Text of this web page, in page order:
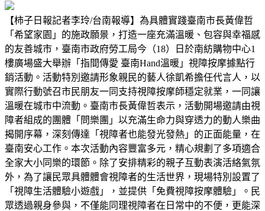
【柿子日報記者李玲/台南報導】為具體實踐臺南市長黃偉哲
「希望家園」的施政願景，打造一座充滿溫暖、包容與幸福感
的友善城市，臺南市政府勞工局今（18）日於南紡購物中心1
樓廣場盛大舉辦「指間傳愛 臺南Hand溫暖」視障按摩據點行
銷活動。活動特別邀請形象親民的藝人徐凱希擔任代言人，以
實際行動號召市民朋友一同支持視障按摩師穩定就業，一同讓
溫暖在城市中流動。臺南市長黃偉哲表示，活動開場邀請由視
障者組成的團體「問樂團」以充滿生命力與穿透力的動人樂曲
揭開序幕，深刻傳達「視障者也能發光發熱」的正面能量，在
臺南安心工作。本次活動內容豐富多元，精心規劃了多項適合
全家大小同樂的環節。除了安排精彩的親子互動表演活絡氣氛
外，為了讓民眾具體體會視障者的生活世界，現場特別設置了
「視障生活體驗小遊戲」，並提供「免費視障按摩體驗」。民
眾透過親身參與，不僅能同理視障者在日常中的不便，更能深